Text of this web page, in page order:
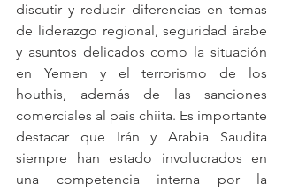
discutir y reducir diferencias en temas
de liderazgo regional, seguridad árabe
y asuntos delicados como la situación
en Yemen y el terrorismo de los
houthis, además de las sanciones
comerciales al país chiita. Es importante
destacar que Irán y Arabia Saudita
siempre han estado involucrados en
una competencia interna por la